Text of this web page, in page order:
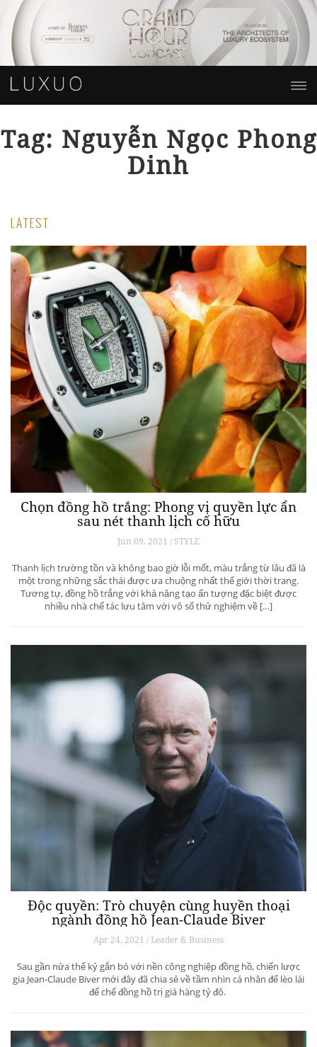
Tag: Nguyễn Ngọc Phong
Dinh
THE BOSS WORLD: Kết thúc hành trình
để mở ra một câu hỏi lớn
Apr 10, 2026 / Automobiles
Chọn đồng hồ trắng: Phong vị quyền lực ẩn
sau nét thanh lịch cố hữu
Jun 09, 2021 / STYLE
Thanh lịch trường tồn và không bao giờ lỗi mốt, màu trắng từ lâu đã là
Tương tự, đồng hồ trắng với khả năng tạo ấn tượng đặc biệt được
nhiều nhà chế tác lưu tâm với vô số thử nghiệm về […]